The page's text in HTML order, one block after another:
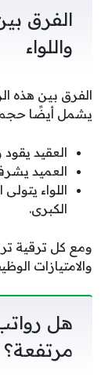
الفرق
واللواء
الفرق بين هذه
يشمل أيضًا حجم
العقيد
العميد
اللواء
الكبرى.
ومع كل ترقية
والامتيازات
هل
مرتفعة؟